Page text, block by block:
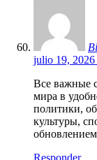
julio 19, 2026
Все важные
мира в
политики,
культуры,